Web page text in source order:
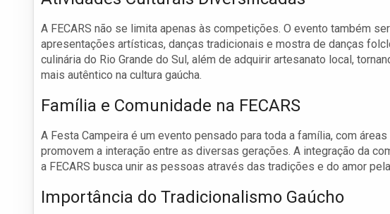
A FECARS não se limita apenas às competições. O evento também
apresentações artísticas, danças tradicionais e mostra de danças
culinária do Rio Grande do Sul, além de adquirir artesanato local,
mais autêntico na cultura gaúcha.
Família e Comunidade na FECARS
A Festa Campeira é um evento pensado para toda a família, com
promovem a interação entre as diversas gerações. A integração da
a FECARS busca unir as pessoas através das tradições e do amor
Importância do Tradicionalismo Gaúcho